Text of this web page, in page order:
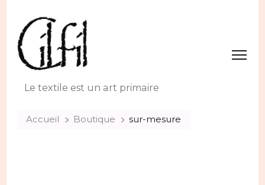
Le textile est un art primaire
Accueil Boutique sur-mesure